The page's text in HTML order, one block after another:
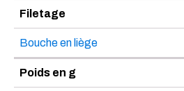
Filetage
Bouche en liège
Poids en g